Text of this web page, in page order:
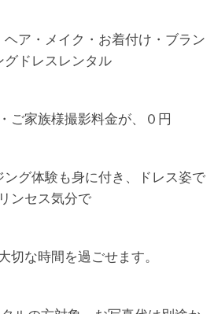
ア・メイク・お着付け・ブラン
グドレスレンタル
ご家族様撮影料金が、０円
グ体験も身に付き、ドレス姿で
ンセス気分で
切な時間を過ごせます。